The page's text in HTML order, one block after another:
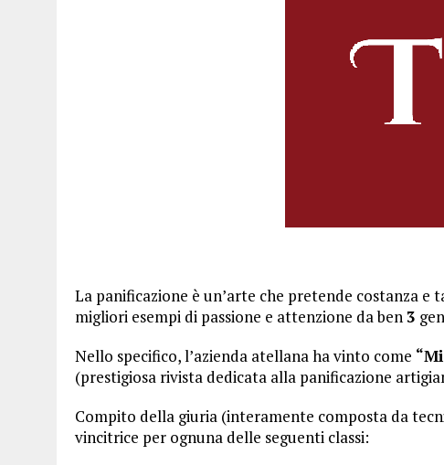
La panificazione è un’arte che pretende costanza e
migliori esempi di passione e attenzione da ben3
Nello specifico, l’azienda atellana ha vinto come
(prestigiosa rivista dedicata alla panificazione
Compito della giuria (interamente composta da
vincitrice per ognuna delle seguenti classi: